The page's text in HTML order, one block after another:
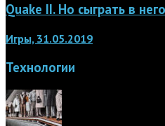
Quake II. Но сыграть в
Игры, 31.05.2019
Технологии